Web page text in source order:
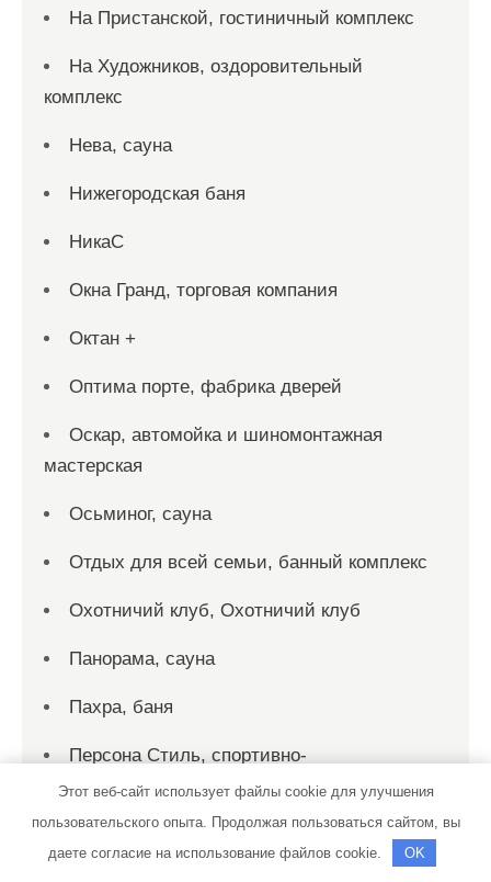
На Пристанской, гостиничный комплекс
На Художников, оздоровительный
комплекс
Нева, сауна
Нижегородская баня
НикаС
Окна Гранд, торговая компания
Октан +
Оптима порте, фабрика дверей
Оскар, автомойка и шиномонтажная
мастерская
Осьминог, сауна
Отдых для всей семьи, банный комплекс
Охотничий клуб, Охотничий клуб
Панорама, сауна
Пахра, баня
Персона Стиль, спортивно-
оздоровительный клуб
Пик-сервис, автомойка
Этот веб-сайт использует файлы cookie для улучшения
пользовательского опыта. Продолжая пользоваться сайтом, вы
даете согласие на использование файлов cookie.
OK